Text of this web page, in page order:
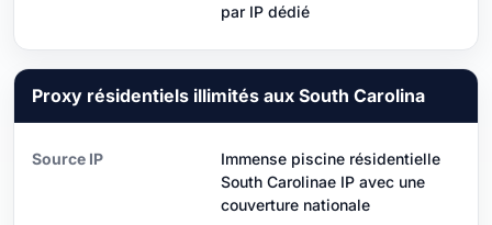
par IP dédié
Proxy résidentiels illimités aux South Carolina
Source IP
Immense piscine résidentielle
South Carolinae IP avec une
couverture nationale